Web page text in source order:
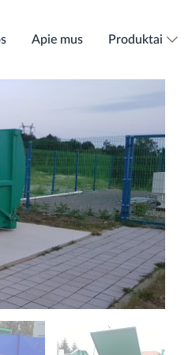
Apie mus Produktai